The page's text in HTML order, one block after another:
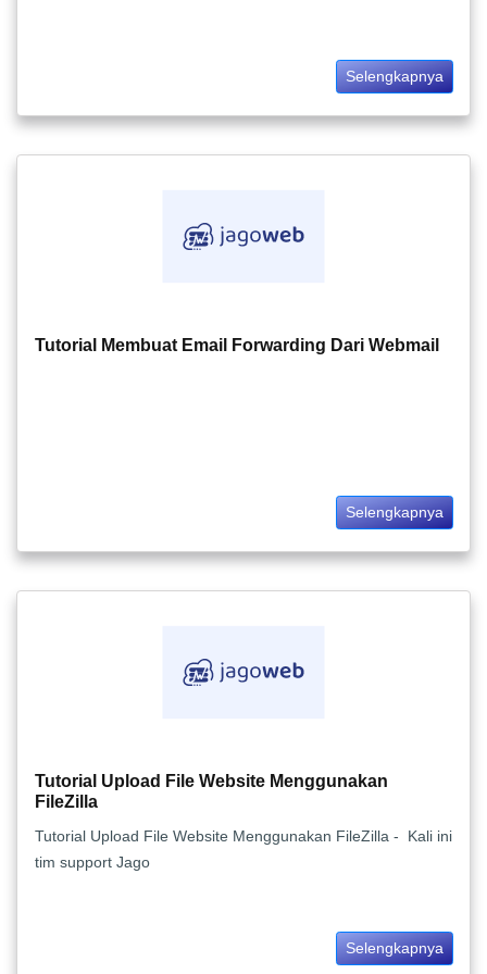
Selengkapnya
Tutorial Membuat Email Forwarding Dari Webmail
Selengkapnya
Tutorial Upload File Website Menggunakan
FileZilla
Tutorial Upload File Website Menggunakan FileZilla - Kali ini
tim support Jago
Selengkapnya